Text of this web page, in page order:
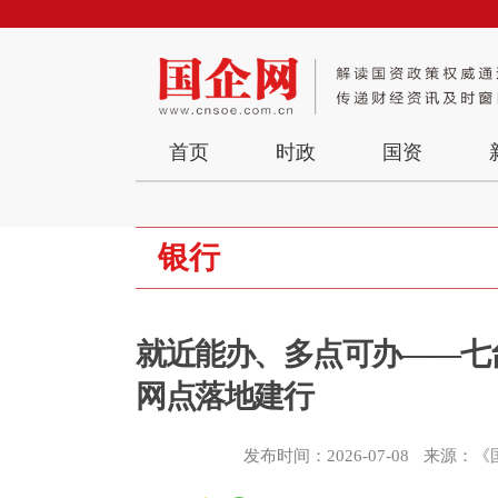
首页 时政 国资
银行
就近能办、多点可办——七
网点落地建行
发布时间：2026-07-08 来源：《